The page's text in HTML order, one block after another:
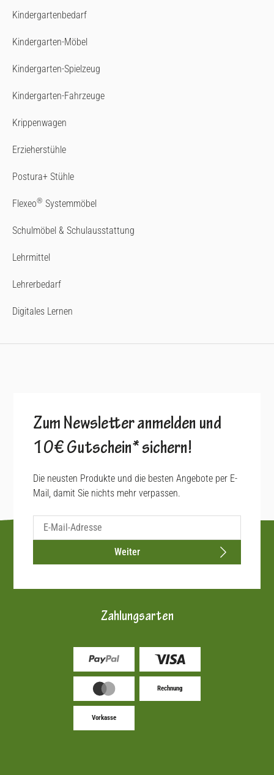
Kindergartenbedarf
Kindergarten-Möbel
Kindergarten-Spielzeug
Kindergarten-Fahrzeuge
Krippenwagen
Erzieherstühle
Postura+ Stühle
Flexeo® Systemmöbel
Schulmöbel & Schulausstattung
Lehrmittel
Lehrerbedarf
Digitales Lernen
Zum Newsletter anmelden und
10€ Gutschein* sichern!
Die neusten Produkte und die besten Angebote per E-
Mail, damit Sie nichts mehr verpassen.
Weiter
Zahlungsarten
Rechnung
Vorkasse